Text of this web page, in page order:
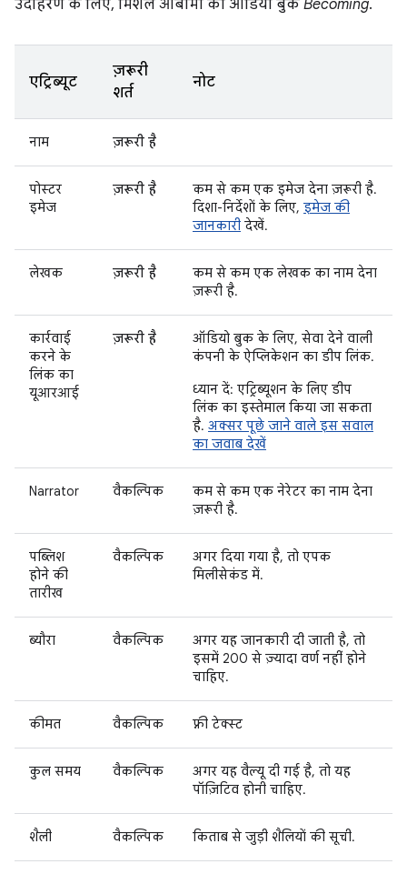
उदाहरण के लिए, मिशेल ओबामा की ऑडियो बुक Becoming.
एट्रिब्यूट
ज़रूरी
शर्त
नोट
नाम ज़रूरी है
पोस्टर
इमेज
ज़रूरी है
कम से कम एक इमेज देना ज़रूरी है.
दिशा-निर्देशों के लिए, इमेज की
जानकारी देखें.
लेखक ज़रूरी है
कम से कम एक लेखक का नाम देना
ज़रूरी है.
कार्रवाई
करने के
लिंक का
यूआरआई
ज़रूरी है
ऑडियो बुक के लिए, सेवा देने वाली
कंपनी के ऐप्लिकेशन का डीप लिंक.
ध्यान दें: एट्रिब्यूशन के लिए डीप
लिंक का इस्तेमाल किया जा सकता
है. अक्सर पूछे जाने वाले इस सवाल
का जवाब देखें
Narrator वैकल्पिक
कम से कम एक नेरेटर का नाम देना
ज़रूरी है.
पब्लिश
होने की
तारीख
वैकल्पिक
अगर दिया गया है, तो एपक
मिलीसेकंड में.
ब्यौरा वैकल्पिक
अगर यह जानकारी दी जाती है, तो
इसमें 200 से ज़्यादा वर्ण नहीं होने
चाहिए.
कीमत वैकल्पिक फ़्री टेक्स्ट
कुल समय वैकल्पिक
अगर यह वैल्यू दी गई है, तो यह
पॉज़िटिव होनी चाहिए.
शैली वैकल्पिक किताब से जुड़ी शैलियों की सूची.